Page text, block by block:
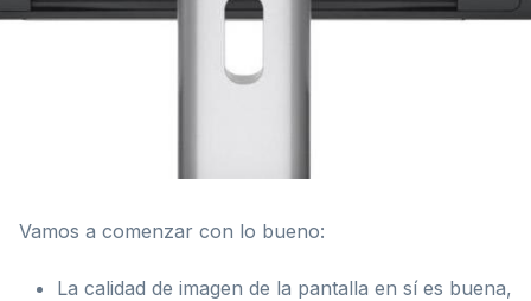
Vamos a comenzar con lo bueno:
La calidad de imagen de la pantalla en sí es buena,